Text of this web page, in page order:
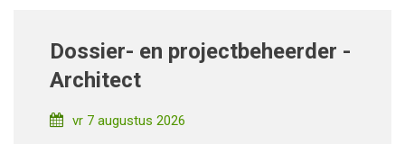
Dossier- en projectbeheerder -
Architect
vr 7 augustus 2026